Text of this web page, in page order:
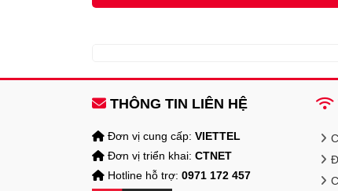
THÔNG TIN LIÊN HỆ
Đơn vị cung cấp: VIETTEL
Đơn vị triển khai: CTNET
Hotline hỗ trợ: 0971 172 457